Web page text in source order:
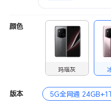
颜色
玛瑙灰
版本 5G全网通